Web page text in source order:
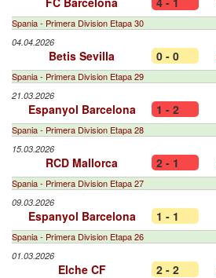
Spania - Primera Division Etapa 30
04.04.2026
Betis Sevilla 0 - 0
Spania - Primera Division Etapa 29
21.03.2026
Espanyol Barcelona 1 - 2
Spania - Primera Division Etapa 28
15.03.2026
RCD Mallorca 2 - 1
Spania - Primera Division Etapa 27
09.03.2026
Espanyol Barcelona 1 - 1
Spania - Primera Division Etapa 26
01.03.2026
Elche CF 2 - 2